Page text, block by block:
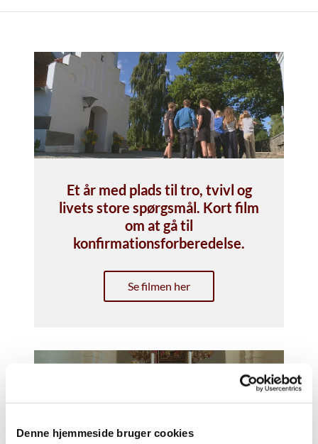
Denne hjemmeside bruger cookies
Et år med plads til tro, tvivl og
livets store spørgsmål. Kort film
om at gå til
konfirmationsforberedelse.
Se filmen her